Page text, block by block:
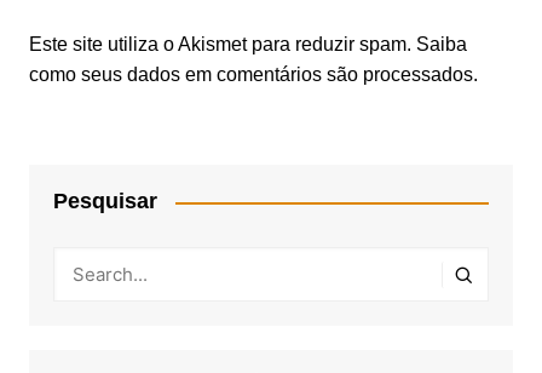
Este site utiliza o Akismet para reduzir spam. Saiba
como seus dados em comentários são processados.
Pesquisar